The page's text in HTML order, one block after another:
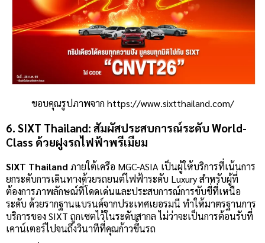
ขอบคุณรูปภาพจาก https://www.sixtthailand.com/
6. SIXT Thailand: สัมผัสประสบการณ์ระดับ World-
Class ด้วยฝูงรถไฟฟ้าพรีเมียม
SIXT Thailand ภายใต้เครือ MGC-ASIA เป็นผู้ให้บริการที่เน้นการ
ยกระดับการเดินทางด้วยรถยนต์ไฟฟ้าระดับ Luxury สำหรับผู้ที่
ต้องการภาพลักษณ์ที่โดดเด่นและประสบการณ์การขับขี่ที่เหนือ
ระดับ ด้วยรากฐานแบรนด์จากประเทศเยอรมนี ทำให้มาตรฐานการ
บริการของ SIXT ถูกเซตไว้ในระดับสากล ไม่ว่าจะเป็นการต้อนรับที่
เคาน์เตอร์ไปจนถึงวินาทีที่คุณก้าวขึ้นรถ